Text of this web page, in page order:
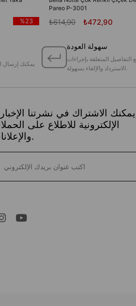
%23
Pareo P-3001
₺472,90
₺614,90
يمكنك إرسال
سهولة العودة
المتعلقة بإجراءات
الاسترداد والإلغاء بسهولة.
يمكنك الاشتراك في نشرتنا
الإلكترونية للاطلاع على
والإعلانات.